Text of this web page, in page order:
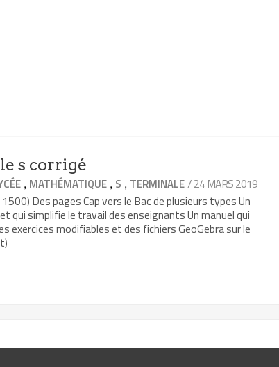
s corrigé
, MATHÉMATIQUE , S , TERMINALE/ 24 MARS 2019
Des pages Cap vers le Bac de plusieurs types Un
qui simplifie le travail des enseignants Un manuel qui
exercices modifiables et des fichiers GeoGebra sur le